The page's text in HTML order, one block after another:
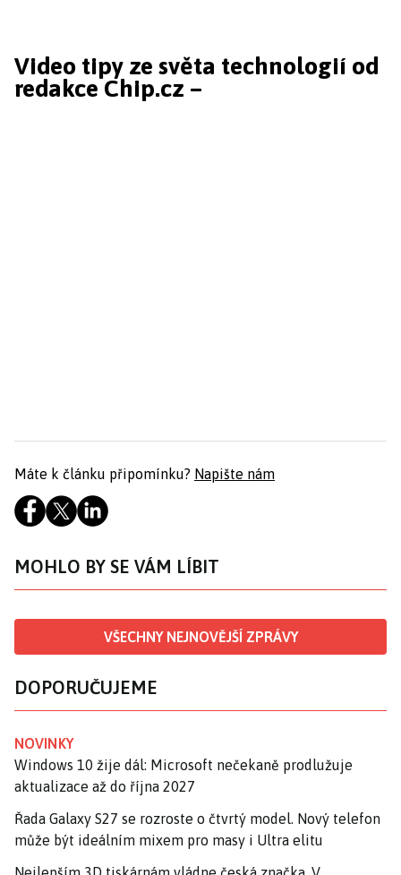
Video tipy ze světa technologií od
redakce Chip.cz –
Máte k článku připomínku? Napište nám
MOHLO BY SE VÁM LÍBIT
VŠECHNY NEJNOVĚJŠÍ ZPRÁVY
DOPORUČUJEME
NOVINKY
Windows 10 žije dál: Microsoft nečekaně prodlužuje
aktualizace až do října 2027
Řada Galaxy S27 se rozroste o čtvrtý model. Nový telefon
může být ideálním mixem pro masy i Ultra elitu